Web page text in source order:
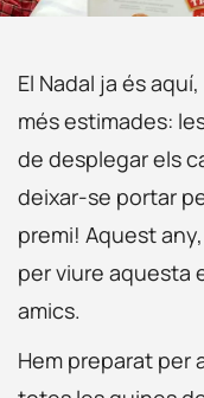
El Nadal ja és
més estimades:
de desplegar els
deixar-se portar
premi! Aquest
per viure aquesta
amics.
Hem preparat per